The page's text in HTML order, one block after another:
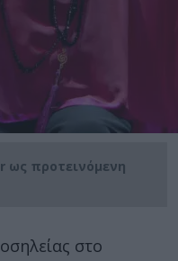
ως προτεινόμενη
στο